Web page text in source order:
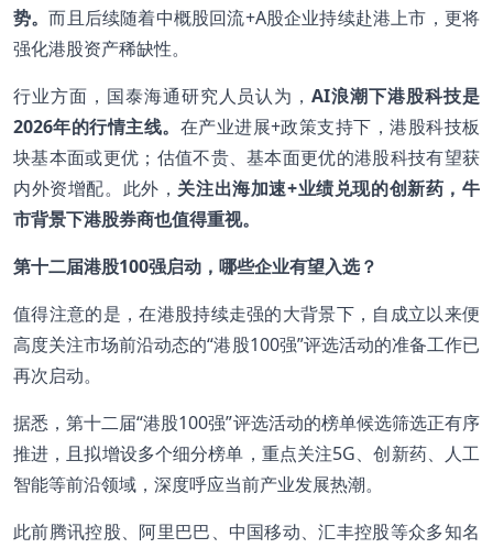
势。而且后续随着中概股回流+A股企业持续赴港上市，更将
强化港股资产稀缺性。
行业方面，国泰海通研究人员认为，AI浪潮下港股科技是
2026年的行情主线。 在产业进展+政策支持下，港股科技板
块基本面或更优；估值不贵、基本面更优的港股科技有望获
内外资增配。此外， 关注出海加速+业绩兑现的创新药，牛
市背景下港股券商也值得重视。
第十二届港股100强启动，哪些企业有望入选？
值得注意的是，在港股持续走强的大背景下，自成立以来便
高度关注市场前沿动态的“港股100强”评选活动的准备工作已
再次启动。
据悉，第十二届“港股100强”评选活动的榜单候选筛选正有序
推进，且拟增设多个细分榜单，重点关注5G、创新药、人工
智能等前沿领域，深度呼应当前产业发展热潮。
此前腾讯控股、阿里巴巴、中国移动、汇丰控股等众多知名